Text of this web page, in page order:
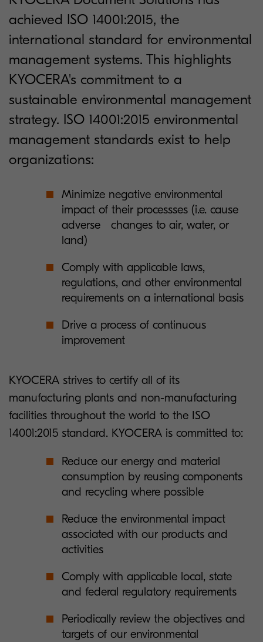
achieved ISO 14001:2015, the
international standard for environmental
management systems. This highlights
KYOCERA's commitment to a
sustainable environmental management
strategy. ISO 14001:2015 environmental
management standards exist to help
organizations:
Minimize negative environmental
impact of their processses (i.e. cause
adverse changes to air, water, or
land)
Comply with applicable laws,
regulations, and other environmental
requirements on a international basis
Drive a process of continuous
improvement
KYOCERA strives to certify all of its
manufacturing plants and non-manufacturing
facilities throughout the world to the ISO
14001:2015 standard. KYOCERA is committed to:
Reduce our energy and material
consumption by reusing components
and recycling where possible
Reduce the environmental impact
associated with our products and
activities
Comply with applicable local, state
and federal regulatory requirements
Periodically review the objectives and
targets of our environmental